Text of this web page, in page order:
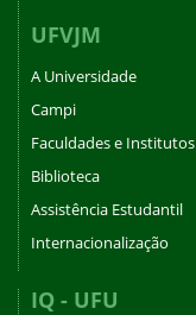
UFVJM
A Universidade
Campi
Faculdades e Institutos
Biblioteca
Assistência Estudantil
Internacionalização
IQ - UFU